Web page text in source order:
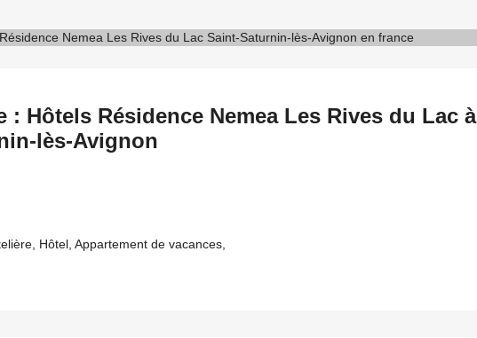
: Hôtels Résidence Nemea Les Rives du Lac à
lès-Avignon
Hôtel, Appartement de vacances,